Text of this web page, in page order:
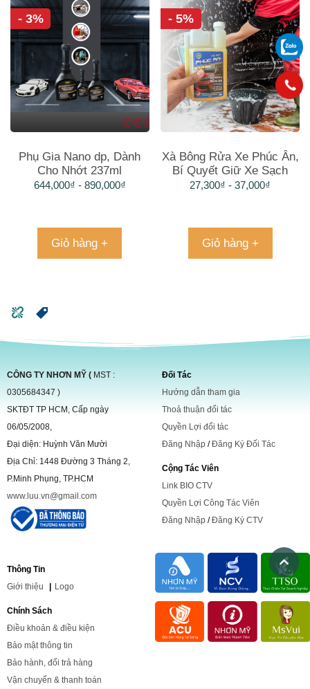
- 3%
Phụ Gia Nano dp, Dành
Cho Nhớt 237ml
644,000₫ - 890,000₫
Giỏ hàng +
- 5%
Xà Bông Rửa Xe Phúc Ân,
Bí Quyết Giữ Xe Sạch
Bóng Tinh Tươm
27,300₫ -37,000₫
Giỏ hàng +
CÔNG TY NHƠN MỸ ( MST :
0305684347 )
SKTĐT TP HCM, Cấp ngày
06/05/2008,
Đại diện: Huỳnh Văn Mười
Địa Chỉ: 1448 Đường 3 Tháng 2,
P.Minh Phụng, TP.HCM
www.luu.vn@gmail.com
Đối Tác
Hướng dẫn tham gia
Thoả thuận đối tác
Quyền Lợi đối tác
Đăng Nhập /Đăng Ký Đối Tác
Cộng Tác Viên
Link BIO CTV
Quyền Lợi Công Tác Viên
Đăng Nhập /Đăng Ký CTV
Thông Tin
Giới thiệu | Logo
Chính Sách
Điều khoản & điều kiện
Bảo mật thông tin
Bảo hành, đổi trả hàng
Vận chuyển & thanh toán